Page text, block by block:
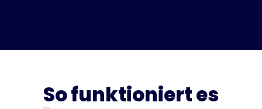
So funktioniert es